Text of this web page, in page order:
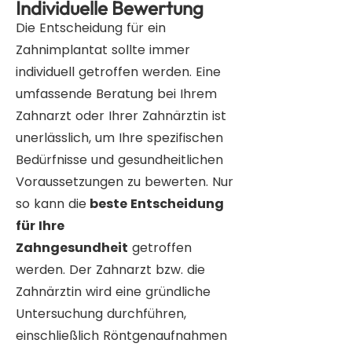
Individuelle Bewertung
Die Entscheidung für ein
Zahnimplantat sollte immer
individuell getroffen werden. Eine
umfassende Beratung bei Ihrem
Zahnarzt oder Ihrer Zahnärztin ist
unerlässlich, um Ihre spezifischen
Bedürfnisse und gesundheitlichen
Voraussetzungen zu bewerten. Nur
so kann die beste Entscheidung
für Ihre
Zahngesundheit getroffen
werden. Der Zahnarzt bzw. die
Zahnärztin wird eine gründliche
Untersuchung durchführen,
einschließlich Röntgenaufnahmen